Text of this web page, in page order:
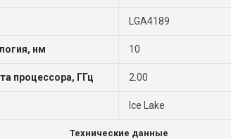
LGA4189
нм 10
процессора, ГГц 2.00
Ice Lake
Технические данные